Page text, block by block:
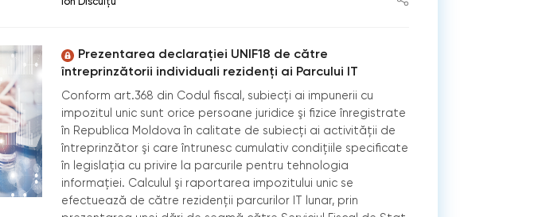
Prezentarea declarației UNIF18 de către
întreprinzătorii individuali rezidenți ai Parcului IT
Conform art.368 din Codul fiscal, subiecţi ai impunerii cu
impozitul unic sunt orice persoane juridice şi fizice înregistrate
în Republica Moldova în calitate de subiecţi ai activităţii de
întreprinzător şi care întrunesc cumulativ condiţiile specificate
în legislaţia cu privire la parcurile pentru tehnologia
informaţiei. Calculul şi raportarea impozitului unic se
efectuează de către rezidenţii parcurilor IT lunar, prin